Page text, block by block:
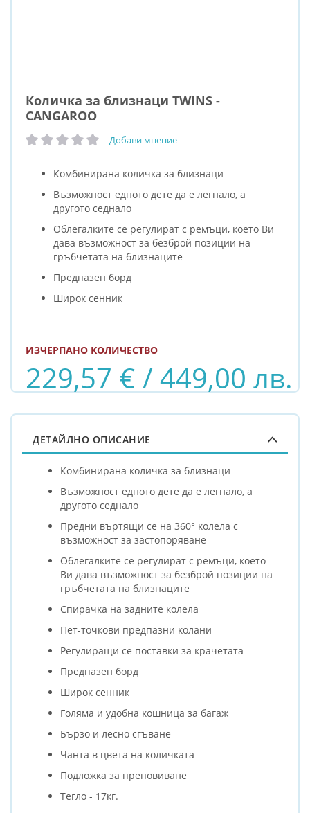
Количка за близнаци TWINS -
CANGAROO
рейтинг: Добави мнение
Комбинирана количка за близнаци
Възможност едното дете да е легнало, а
другото седнало
Облегалките се регулират с ремъци, което Ви
дава възможност за безброй позиции на
гръбчетата на близнаците
Предпазен борд
Широк сенник
229,57 € / 449,00 лв.
ИЗЧЕРПАНО КОЛИЧЕСТВО
ДЕТАЙЛНО ОПИСАНИЕ
Комбинирана количка за близнаци
Възможност едното дете да е легнало, а
другото седнало
Предни въртящи се на 360° колела с
възможност за застопоряване
Облегалките се регулират с ремъци, което
Ви дава възможност за безброй позиции на
гръбчетата на близнаците
Спирачка на задните колела
Пет-точкови предпазни колани
Регулиращи се поставки за крачетата
Предпазен борд
Широк сенник
Голяма и удобна кошница за багаж
Бързо и лесно сгъване
Чанта в цвета на количката
Подложка за преповиване
Tегло - 17кг.